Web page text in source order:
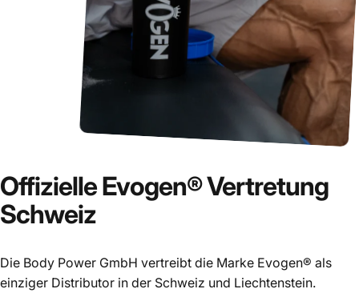
OffizielleEvogen®Vertretung
Schweiz
Die Body Power GmbH vertreibt die Marke Evogen® als
einziger Distributor in der Schweiz und Liechtenstein.